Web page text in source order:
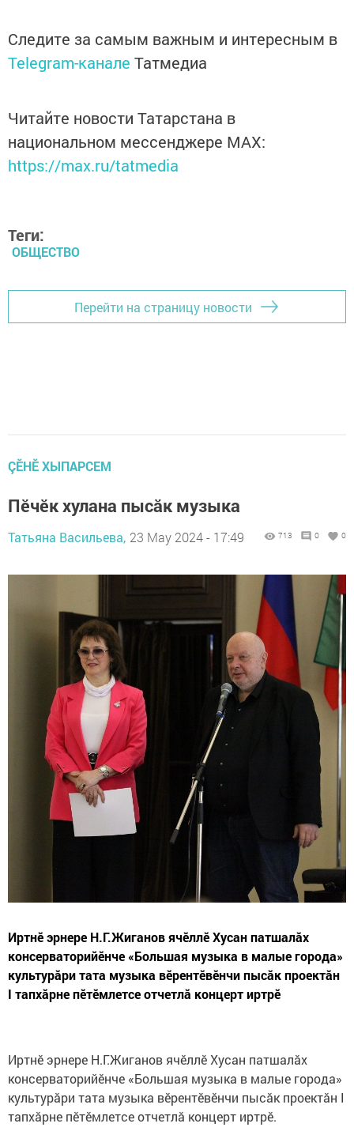
Следите за самым важным и интересным в
Telegram-канале Татмедиа
Читайте новости Татарстана в
национальном мессенджере MАХ:
https://max.ru/tatmedia
Теги:
ОБЩЕСТВО
Перейти на страницу новости
ÇӖНӖ ХЫПАРСЕМ
Пӗчӗк хулана пысăк музыка
Татьяна Васильева, 23 May 2024 - 17:49 713 0 0
Иртнӗ эрнере Н.Г.Жиганов ячӗллӗ Хусан патшалăх
консерваторийӗнче «Большая музыка в малые города»
культурăри тата музыка вӗрентӗвӗнчи пысăк проектăн
I тапхăрне пӗтӗмлетсе отчетлă концерт иртрӗ
Иртнӗ эрнере Н.Г.Жиганов ячӗллӗ Хусан патшалăх
консерваторийӗнче «Большая музыка в малые города»
культурăри тата музыка вӗрентӗвӗнчи пысăк проектăн I
тапхăрне пӗтӗмлетсе отчетлă концерт иртрӗ.